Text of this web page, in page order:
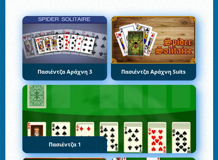
Πασιέντζα Αράχνη 3 Πασιέντζα Αράχνη Suits
Πασιέντζα 1